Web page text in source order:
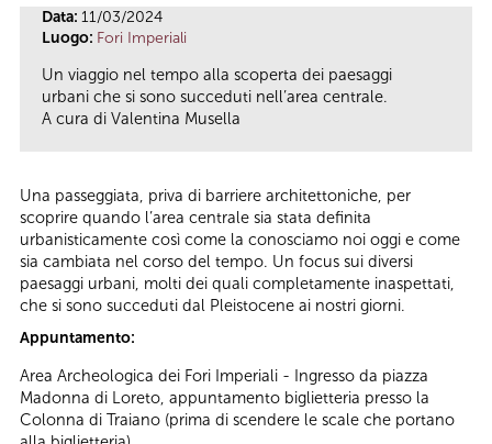
Data: 11/03/2024
Luogo: Fori Imperiali
Un viaggio nel tempo alla scoperta dei paesaggi
urbani che si sono succeduti nell’area centrale.
A cura di Valentina Musella
Una passeggiata, priva di barriere architettoniche, per
scoprire quando l’area centrale sia stata definita
urbanisticamente così come la conosciamo noi oggi e come
sia cambiata nel corso del tempo. Un focus sui diversi
paesaggi urbani, molti dei quali completamente inaspettati,
che si sono succeduti dal Pleistocene ai nostri giorni.
Appuntamento:
Area Archeologica dei Fori Imperiali - Ingresso da piazza
Madonna di Loreto, appuntamento biglietteria presso la
Colonna di Traiano (prima di scendere le scale che portano